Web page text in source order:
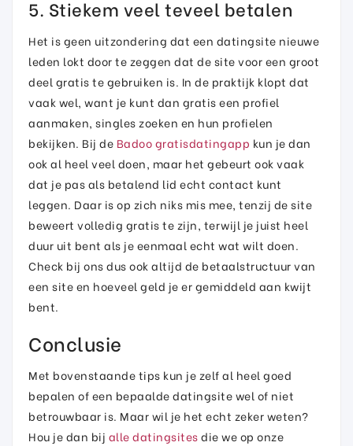
5. Stiekem veel teveel betalen
Het is geen uitzondering dat een datingsite nieuwe
leden lokt door te zeggen dat de site voor een groot
deel gratis te gebruiken is. In de praktijk klopt dat
vaak wel, want je kunt dan gratis een profiel
aanmaken, singles zoeken en hun profielen
bekijken. Bij de Badoo gratisdatingapp kun je dan
ook al heel veel doen, maar het gebeurt ook vaak
dat je pas als betalend lid echt contact kunt
leggen. Daar is op zich niks mis mee, tenzij de site
beweert volledig gratis te zijn, terwijl je juist heel
duur uit bent als je eenmaal echt wat wilt doen.
Check bij ons dus ook altijd de betaalstructuur van
een site en hoeveel geld je er gemiddeld aan kwijt
bent.
Conclusie
Met bovenstaande tips kun je zelf al heel goed
bepalen of een bepaalde datingsite wel of niet
betrouwbaar is. Maar wil je het echt zeker weten?
Hou je dan bij alle datingsitesdie we op onze